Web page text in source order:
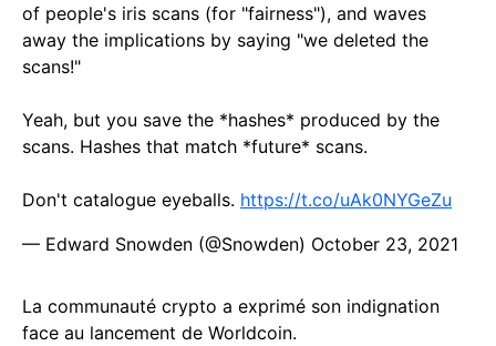
of people's iris scans (for "fairness"), and waves
away the implications by saying "we deleted the
scans!"
Yeah, but you save the *hashes* produced by the
scans. Hashes that match *future* scans.
Don't catalogue eyeballs. https://t.co/uAk0NYGeZu
— Edward Snowden (@Snowden) October 23, 2021
La communauté crypto a exprimé son indignation
face au lancement de Worldcoin.